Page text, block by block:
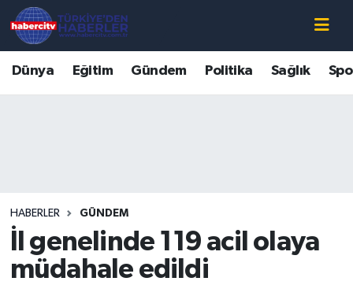
Dünya Eğitim Gündem Politika Sağlık
HABERLER GÜNDEM
İl genelinde 119 acil olaya
müdahale edildi
Süper Lig Puan Durumu ve Fikstür
Tüm Manşetler